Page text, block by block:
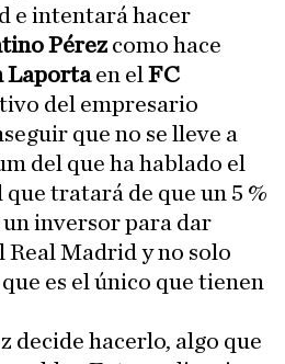
e intentará hacer
Pérezcomo hace
Laportaen el FC
del empresario
que no se lleve a
del que ha hablado el
tratará de que un 5 %
inversor para dar
Real Madrid y no solo
es el único que tienen
decide hacerlo, algo que